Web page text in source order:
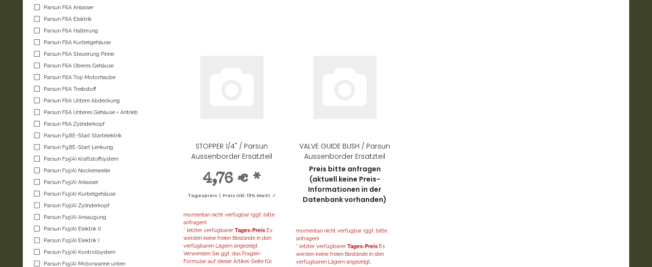
STOPPER 1/4" / Parsun
Aussenborder Ersatzteil
4,76 € *
Tagespreis | Preis inkl. 19% MwSt. ✓
momentan nicht verfügbar (ggf. bitte
anfragen)
* letzter verfügbarer Tages-PreisEs
werden keine freien Bestände in den
verfügbaren Lägern angezeigt.
Verwenden Sie ggf. das Fragen-
Formular auf dieser Artikel-Seite für
VALVE GUIDE BUSH / Parsun
Aussenborder Ersatzteil
Preis bitte anfragen
(aktuell keine Preis-
Informationen in der
Datenbank vorhanden)
momentan nicht verfügbar (ggf. bitte
anfragen)
* letzter verfügbarerTages-Preis Es
werden keine freien Bestände in den
verfügbaren Lägern angezeigt.
Parsun F6A Anlasser
Parsun F6A Elektrik
Parsun F6A Halterung
Parsun F6A Kurbelgehäuse
Parsun F6A Steuerung Pinne
Parsun F6A Oberes Gehäuse
Parsun F6A Top Motorhaube
Parsun F6A Treibstoff
Parsun F6A Untere Abdeckung
Parsun F6A Unteres Gehäuse + Antrieb
Parsun F6A Zylinderkopf
Parsun F9.8E-Start Startelektrik
Parsun F9.8E-Start Lenkung
Parsun F15(A) Kraftstoffsystem
Parsun F15(A) Nockenwelle
Parsun F15(A) Anlasser
Parsun F15(A) Kurbelgehäuse
Parsun F15(A) Zylinderkopf
Parsun F15(A) Ansaugung
Parsun F15(A) Elektrik II
Parsun F15(A) Elektrik I
Parsun F15(A) Kontrollsystem
Parsun F15(A) Motorwanne unten